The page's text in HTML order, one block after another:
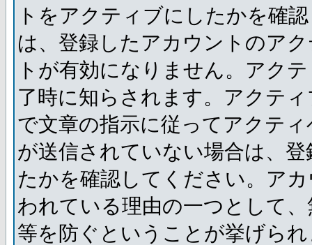
トをアクティブにしたかを確
は、登録したアカウントのア
トが有効になりません。アク
了時に知らされます。アクテ
で文章の指示に従ってアクテ
が送信されていない場合は、
たかを確認してください。ア
われている理由の一つとして
等を防ぐということが挙げら